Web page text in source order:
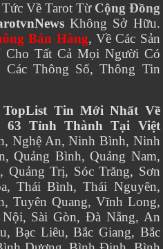
Về Tarot Từ Cộng Đồng
Không Sở Hữu.
Bán Hàng, Về Các Sản
Cho Tất Cả Mọi Người Có
Thông Số, Thông Tin
TopList Tin Mới Nhất Về
63 Tỉnh Thành Tại Việt
Nghệ An, Ninh Bình, Ninh
Quảng Bình, Quảng Nam,
Quảng Trị, Sóc Trăng, Sơn
Thái Bình, Thái Nguyên,
Tuyên Quang, Vĩnh Long,
Sài Gòn, Đà Nẵng, An
Bạc Liêu, Bắc Giang, Bắc